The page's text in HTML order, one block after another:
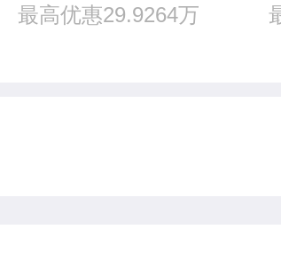
最高优惠29.9264万